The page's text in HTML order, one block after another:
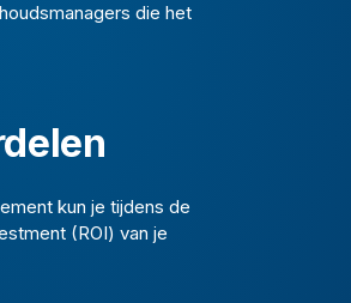
die het
kun je tijdens de
(ROI) van je